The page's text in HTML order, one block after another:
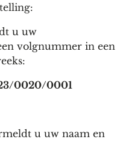
u uw
volgnummer in een
0020/0001
u uw naam en